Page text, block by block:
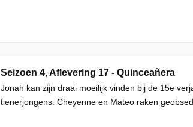
Seizoen 4, Aflevering 17 - Quinceañera
Jonah kan zijn draai moeilijk vinden bij de 15e
tienerjongens. Cheyenne en Mateo raken